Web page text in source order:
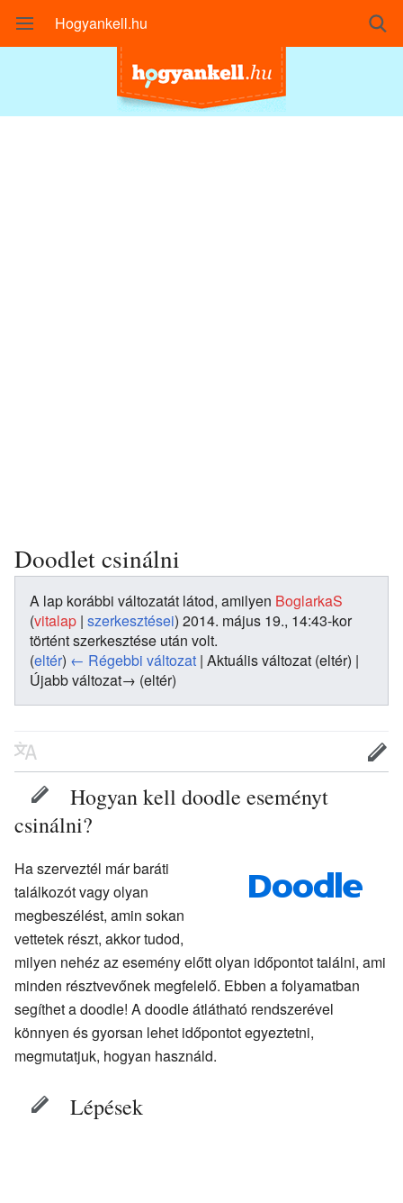
Hogyankell.hu
Doodlet csinálni
A lap korábbi változatát látod, amilyen BoglarkaS
(vitalap | szerkesztései) 2014. május 19., 14:43-kor
történt szerkesztése után volt.
(eltér) ← Régebbi változat | Aktuális változat (eltér) |
Újabb változat→ (eltér)
Hogyan kell doodle eseményt
csinálni?
Ha szerveztél már baráti
találkozót vagy olyan
megbeszélést, amin sokan
vettetek részt, akkor tudod,
milyen nehéz az esemény előtt olyan időpontot találni, ami
minden résztvevőnek megfelelő. Ebben a folyamatban
segíthet a doodle! A doodle átlátható rendszerével
könnyen és gyorsan lehet időpontot egyeztetni,
megmutatjuk, hogyan használd.
Lépések